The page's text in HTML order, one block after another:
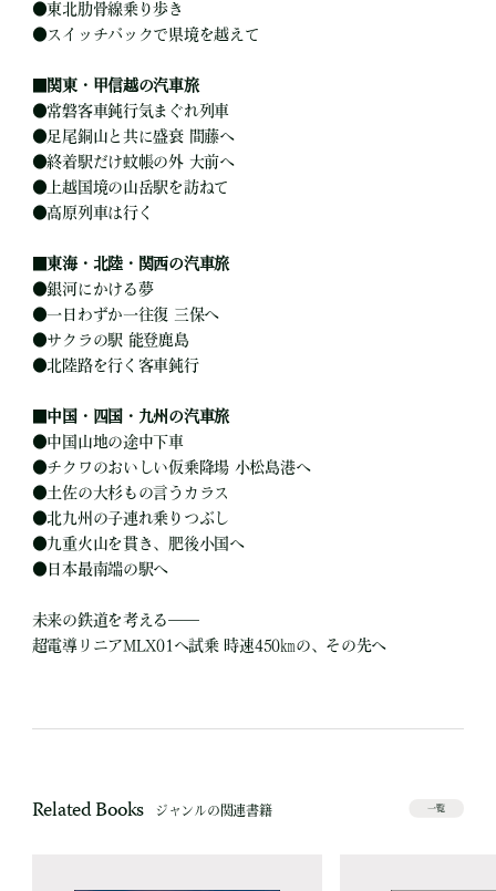
●東北肋骨線乗り歩き
●スイッチバックで県境を越えて
関東・甲信越の汽車旅
●常磐客車鈍行気まぐれ列車
●足尾銅山と共に盛衰 間藤へ
●終着駅だけ蚊帳の外 大前へ
● 上越国境の山岳駅を訪ねて
●高原列車は行く
東海・北陸・関西の汽車旅
●銀河にかける夢
●一日わずか一往復 三保へ
●サクラの駅 能登鹿島
●北陸路を行く客車鈍行
中国・四国・九州の汽車旅
●中国山地の途中下車
●チクワのおいしい仮乗降場 小松島港へ
●土佐の大杉もの言うカラス
●北九州の子連れ乗りつぶし
●九重火山を貫き、肥後小国へ
● 日本最南端の駅へ
未来の鉄道を考える――
超電導リニアMLX01へ試乗 時速450㎞の、その先へ
Related Books ジャンルの関連書籍 一覧